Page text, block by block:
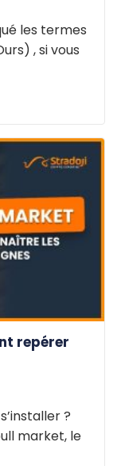
les termes
, si vous
repérer
?
market, le